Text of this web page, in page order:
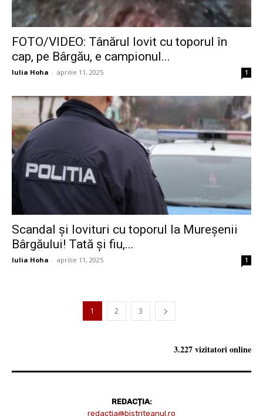
FOTO/VIDEO: Tânărul lovit cu toporul în
cap, pe Bârgău, e campionul...
Iulia Hoha - aprilie 11, 2025 1
Scandal și lovituri cu toporul la Mureșenii
Bârgăului! Tată și fiu,...
Iulia Hoha - aprilie 11, 2025 1
1 2 3
3.227 vizitatori online
REDACȚIA:
redactia@bistriteanul.ro